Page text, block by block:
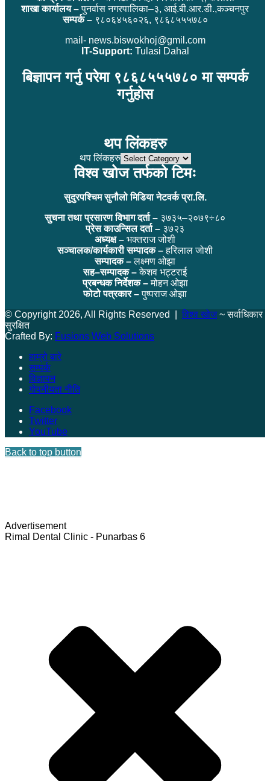
शाखा कार्यालय –पुनर्वास नगरपालिका–३, आई.बी.आर.डी.,कञ्चनपुर
सम्पर्क –९८०६४५६०२६, ९८६८५५५७८०
mail- news.biswokhoj@gmil.com
IT-Support: Tulasi Dahal
बिज्ञापन गर्नु परेमा ९८६८५५५७८० मा सम्पर्क
गर्नुहोस
थप लिंकहरु
थप लिंकहरु
विश्व खोज तर्फको टिमः
सुदुरपश्चिम सुनौलो मिडिया नेटवर्क प्रा.लि.
सुचना तथा प्रसारण विभाग दर्ता – ३७३५–२०७९÷८०
प्रेस काउन्सिल दर्ता – ३७२३
अध्यक्ष – भक्तराज जोशी
सञ्चालक/कार्यकारी सम्पादक –हरिलाल जोशी
सम्पादक –लक्ष्मण ओझा
सह–सम्पादक –केशव भट्टराई
प्रबन्धक निर्देशक –मोहन ओझा
फोटो पत्रकार –पुष्पराज ओझा
© Copyright 2026, All Rights Reserved | विश्व खोज~ सर्वाधिकार
सुरक्षित
Crafted By: Fusions Web Solutions
हाम्रो बारे
सम्पर्क
विज्ञापन
गोपनीयता नीति
Facebook
Twitter
YouTube
Back to top button
Advertisement
Rimal Dental Clinic - Punarbas 6